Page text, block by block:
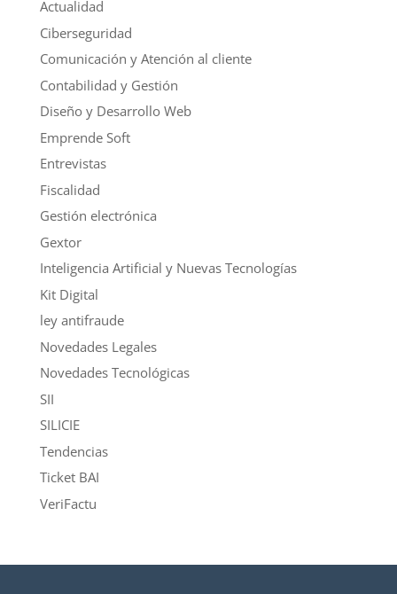
Actualidad
Ciberseguridad
Comunicación y Atención al cliente
Contabilidad y Gestión
Diseño y Desarrollo Web
Emprende Soft
Entrevistas
Fiscalidad
Gestión electrónica
Gextor
Inteligencia Artificial y Nuevas Tecnologías
Kit Digital
ley antifraude
Novedades Legales
Novedades Tecnológicas
SII
SILICIE
Tendencias
Ticket BAI
VeriFactu